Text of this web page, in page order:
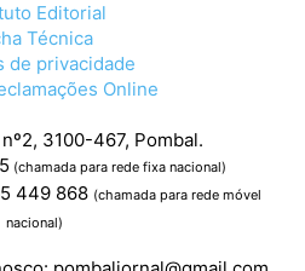
Editorial
Técnica
de privacidade
Online
3100-467, Pombal.
(chamada para rede fixa nacional)
449 868 (chamada para rede móvel
nacional)